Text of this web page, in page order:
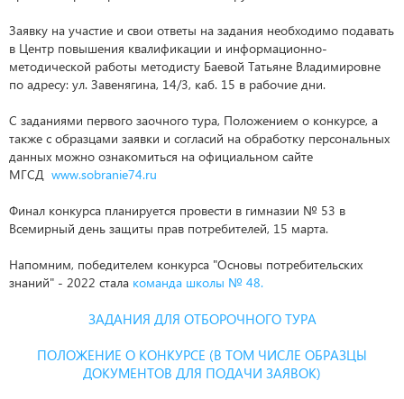
Заявку на участие и свои ответы на задания необходимо подавать
в Центр повышения квалификации и информационно-
методической работы методисту Баевой Татьяне Владимировне
по адресу: ул. Завенягина, 14/3, каб. 15 в рабочие дни.
С заданиями первого заочного тура, Положением о конкурсе, а
также с образцами заявки и согласий на обработку персональных
данных можно ознакомиться на официальном сайте
МГСД www.sobranie74.ru
Финал конкурса планируется провести в гимназии № 53 в
Всемирный день защиты прав потребителей, 15 марта.
Напомним, победителем конкурса "Основы потребительских
знаний" - 2022 стала команда школы № 48.
ЗАДАНИЯ ДЛЯ ОТБОРОЧНОГО ТУРА
ПОЛОЖЕНИЕ О КОНКУРСЕ (В ТОМ ЧИСЛЕ ОБРАЗЦЫ
ДОКУМЕНТОВ ДЛЯ ПОДАЧИ ЗАЯВОК)